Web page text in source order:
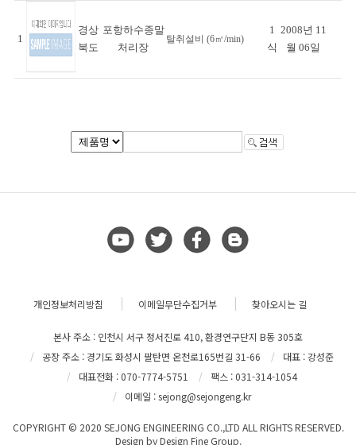
1
경상
북도
포항하수종말
처리장
탈취설비 (6㎥/min)
1
식
2008년 11
월 06일
개인정보처리방침 이메일무단수집거부 찾아오시는 길
본사 주소 : 인천시 서구 정서진로 410, 환경연구단지 B동 305호
공장 주소 : 경기도 화성시 팔탄면 온천로165번길 31-66
대표 : 강성준
대표전화 : 070-7774-5751
팩스 : 031-314-1054
이메일 : sejong@sejongeng.kr
COPYRIGHT © 2020 SEJONG ENGINEERING CO.,LTD ALL RIGHTS RESERVED.
Design byDesign Fine Group.